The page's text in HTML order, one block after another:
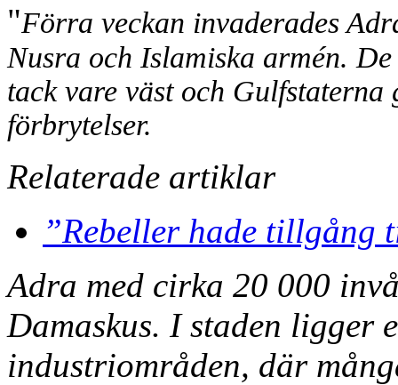
"Förra veckan invaderades
Nusra och Islamiska armén.
tack vare väst och
förbrytelser.
Relaterade artiklar
”Rebeller hade tillgång
Adra med cirka 20 000
Damaskus. I staden ligger
industriområden, där